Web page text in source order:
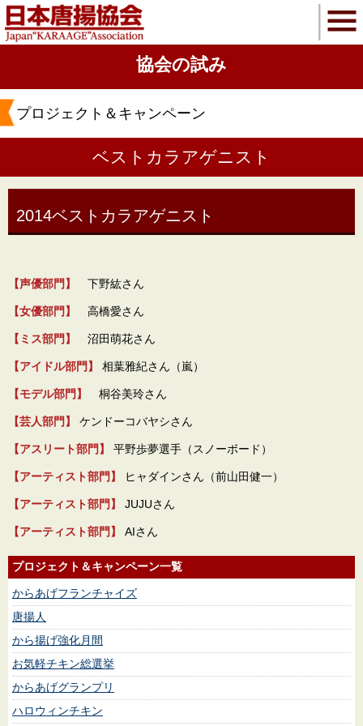
協会の試み
プロジェクト＆キャンペーン
ベストカラアゲニスト
2014ベストカラアゲニスト
【声優部門】 下野紘さん
【女優部門】 高橋愛さん
【ミス部門】 沼田萌花さん
【アイドル部門】 相葉雅紀さん（嵐）
【モデル部門】 桐谷美玲さん
【芸人部門】 ケンドーコバヤシさん
【アスリート部門】 平野歩夢選手（スノーボード）
【アーティスト部門】 ヒャダインさん（前山田健一）
【アーティスト部門】 JUJUさん
【アーティスト部門】 AIさん
プロジェクト＆キャンペーン一覧
からあげフランチャイズ
唐揚人
から揚げ強化月間
お気軽チキン総選挙
からあげグランプリ
ハロウィンチキン